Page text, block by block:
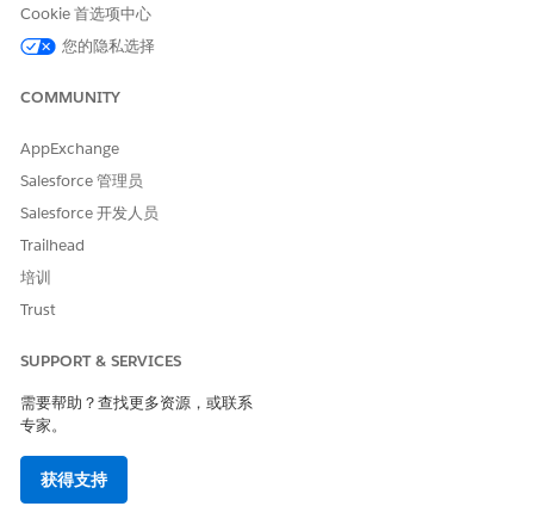
务效率和业务运营的长期解决方案，减少了重复性问题的影响并
防止未来中断。
变更请求管理是 Agentforce IT 服务中的核心实践，旨在最大限
能影响 IT 服务的任何添加、修改或删除。使用变更请求管理来
减少事件，保持合规性，并在迁移期间保持 IT 环境的稳定性和
可靠性。
适用于 IT 服务的发布管理
计划、安排和部署 IT 更改，以提供稳定的服务。
适用于 IT 服务的请求管理
技术支持。员工可以使用员工入口网站、Slack、团队或
求，并将其发送给正确的履行团队，以便迅速解决。例如，员工
可以请求 VPN 访问权限或新笔记本电脑，而无需直接联系 IT
帮助台。
Cookie 首选项中心
您的隐私选择
COMMUNITY
AppExchange
Salesforce 管理员
Salesforce 开发人员
Trailhead
培训
Trust
SUPPORT & SERVICES
需要帮助？查找更多资源，或联系
专家。
获得支持